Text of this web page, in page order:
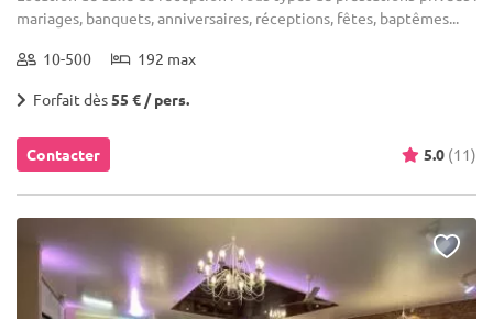
mariages, banquets, anniversaires, réceptions, fêtes, baptêmes...
10-500 192 max
Forfait dès55 € / pers.
Contacter 5.0 (11)